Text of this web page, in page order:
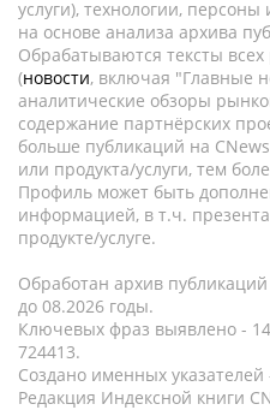
услуги), технологии,
на основе анализа архива
Обрабатываются тексты
(новости, включая "Главные
аналитические обзоры
содержание партнёрских
больше публикаций на
или продукта/услуги, тем
Профиль может быть
информацией, в т.ч.
продукте/услуге.
Обработан архив
до 08.2026 годы.
Ключевых фраз выявлено -
724413.
Создано именных указателей
Редакция Индексной книги